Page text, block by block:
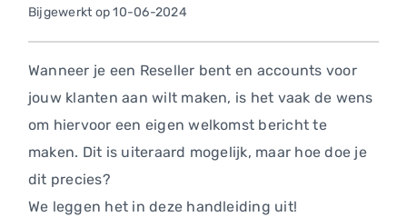
Bijgewerkt op 10-06-2024
Wanneer je een Reseller bent en accounts voor
jouw klanten aan wilt maken, is het vaak de wens
om hiervoor een eigen welkomst bericht te
maken. Dit is uiteraard mogelijk, maar hoe doe je
dit precies?
We leggen het in deze handleiding uit!